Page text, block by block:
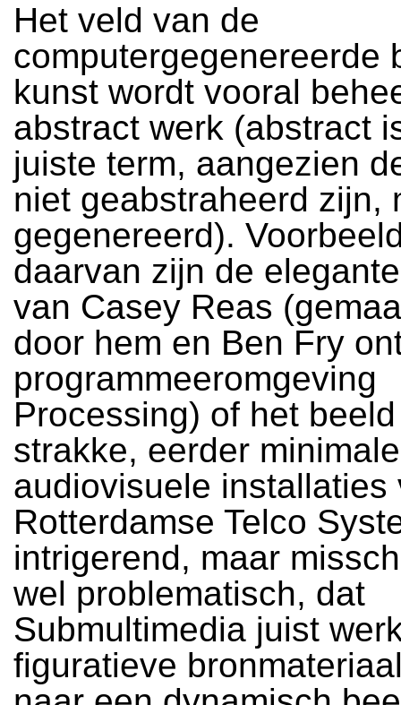
Het veld van de
computergegenereerde
kunst wordt vooral
abstract werk (abstract
juiste term, aangezien
niet geabstraheerd zijn,
gegenereerd).
daarvan zijn de
van Casey Reas
door hem en Ben Fry
programmeeromgeving
Processing) of het
strakke, eerder minimale
audiovisuele installaties
Rotterdamse Telco
intrigerend, maar
wel problematisch, dat
Submultimedia juist
figuratieve